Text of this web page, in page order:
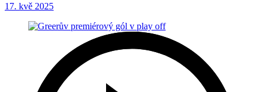
17. kvě 2025